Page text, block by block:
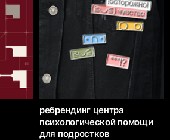
ребрендинг центра
психологической помощи
для подростков